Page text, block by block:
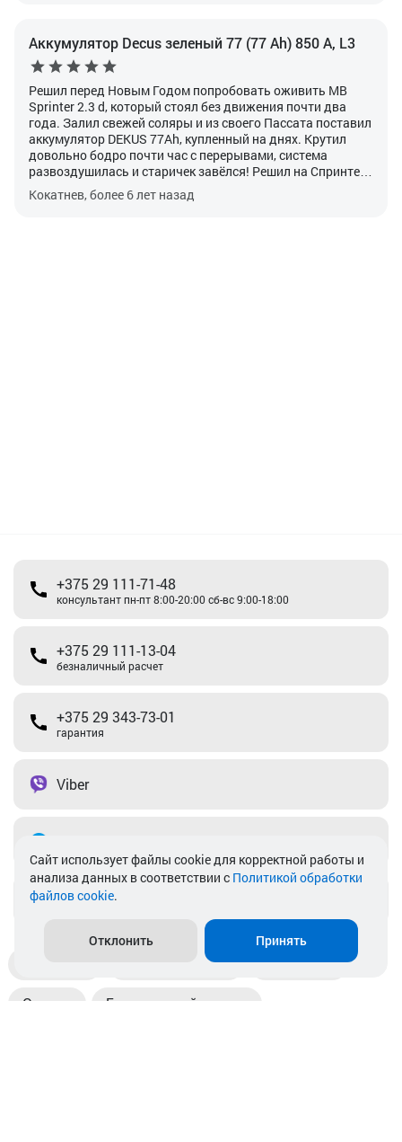
Аккумулятор Decus зеленый 77 (77 Ah) 850 А, L3
Решил перед Новым Годом попробовать оживить МВ
Sprinter 2.3 d, который стоял без движения почти два
года. Залил свежей соляры и из своего Пассата поставил
аккумулятор DEKUS 77Ah, купленный на днях. Крутил
довольно бодро почти час с перерывами, система
развоздушилась и старичек завёлся! Решил на Cпринтер
этот DEKUS и оставить, на Пассат куплю такой же, очень
доволен! Рекомендую всем дизелистам!
Кокатнев, более 6 лет назад
+375 29 111-71-48
консультант пн-пт 8:00-20:00 сб-вс 9:00-18:00
+375 29 111-13-04
безналичный расчет
+375 29 343-73-01
гарантия
Viber
info@akkamulik.by
Пункты выдачи Магазины
Оплата Безналичный расчет
Cайт использует файлы cookie для корректной работы и
анализа данных в соответствии с Политикой обработки
файлов cookie.
Отклонить Принять